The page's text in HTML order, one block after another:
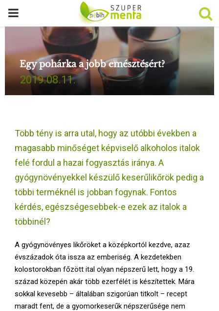
P
M
R
M
E
N
U
Egy pohárka a jobb emésztésért?
2019.08.11.
Több tény is arra utal, hogy az utóbbi években a
magasabb minőséget képviselő alkoholos italok
felé fordul a hazai fogyasztás iránya. A
gyógynövényekkel készülő keserűlikőrök pedig a
többi terméknél is jobban fogynak. Fontos
kérdés, egészségesebbek-e ezek az italok a
többinél?
A gyógynövényes likőröket a középkortól kezdve, azaz
évszázadok óta issza az emberiség. A kezdetekben
kolostorokban főzött ital olyan népszerű lett, hogy a 19.
század közepén akár több ezerfélét is készítettek. Mára
sokkal kevesebb – általában szigorúan titkolt – recept
maradt fent, de a gyomorkeserűk népszerűsége nem